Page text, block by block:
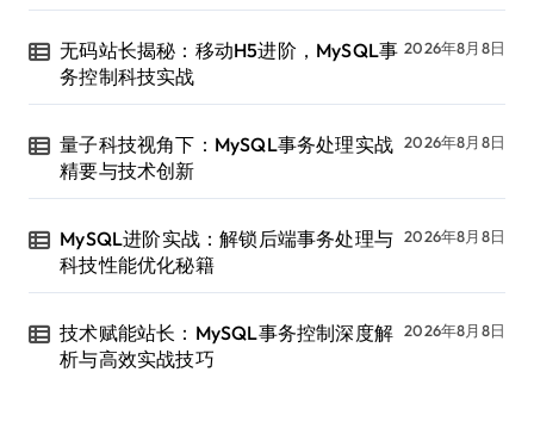
无码站长揭秘：移动H5进阶，MySQL事
务控制科技实战
2026年8月8日
量子科技视角下：MySQL事务处理实战
精要与技术创新
2026年8月8日
MySQL进阶实战：解锁后端事务处理与
科技性能优化秘籍
2026年8月8日
技术赋能站长：MySQL事务控制深度解
析与高效实战技巧
2026年8月8日